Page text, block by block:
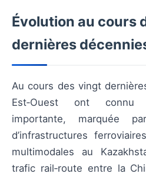
Évolution au cours
dernières
Au cours des vingt
Est‑Ouest ont connu
importante, marquée
d’infrastructures
multimodales au
trafic rail‑route entre la